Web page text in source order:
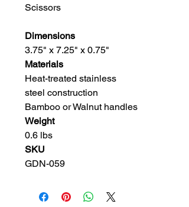
Scissors
Dimensions
3.75" x 7.25" x 0.75"
Materials
Heat-treated stainless
steel construction
Bamboo or Walnut handles
Weight
0.6 lbs
SKU
GDN-059